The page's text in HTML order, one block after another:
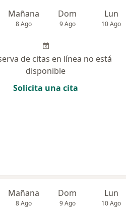
Mañana
8 Ago
Dom
9 Ago
Lun
10 Ago
de citas en línea no está
disponible
Solicita una cita
Mañana
8 Ago
Dom
9 Ago
Lun
10 Ago